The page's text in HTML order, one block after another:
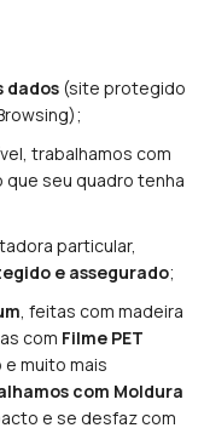
dados (site protegido
trabalhamos com
seu quadro tenha
particular,
e assegurado;
, feitas com madeira
com Filme PET
muito mais
com Moldura
e se desfaz com